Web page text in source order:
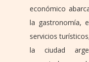
económico
la gastronomía,
servicios
la ciudad